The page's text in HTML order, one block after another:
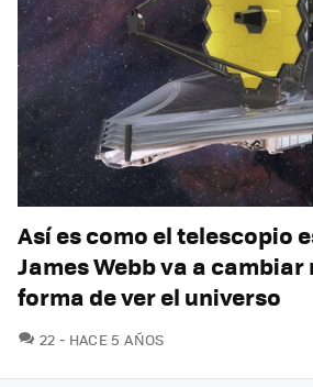
Así es como el telescopio
James Webb va a
forma de ver el universo
22 COMENTARIOS
HACE 5 AÑOS